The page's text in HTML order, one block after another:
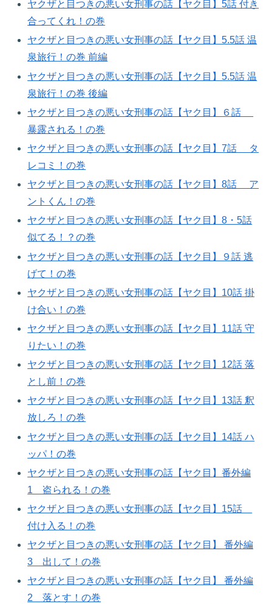
ヤクザと目つきの悪い女刑事の話【ヤク目】5話 付き
合ってくれ！の巻
ヤクザと目つきの悪い女刑事の話【ヤク目】5.5話 温
泉旅行！の巻 前編
ヤクザと目つきの悪い女刑事の話【ヤク目】5.5話 温
泉旅行！の巻 後編
ヤクザと目つきの悪い女刑事の話【ヤク目】６話
暴露される！の巻​
ヤクザと目つきの悪い女刑事の話【ヤク目】7話 タ
レコミ！の巻​
ヤクザと目つきの悪い女刑事の話【ヤク目】8話 ア
ントくん！の巻​
ヤクザと目つきの悪い女刑事の話【ヤク目】8・5話
似てる！？の巻​
ヤクザと目つきの悪い女刑事の話【ヤク目】９話 逃
げて！の巻​
ヤクザと目つきの悪い女刑事の話【ヤク目】10話 掛
け合い！の巻​
ヤクザと目つきの悪い女刑事の話【ヤク目】11話 守
りたい！の巻​
ヤクザと目つきの悪い女刑事の話【ヤク目】12話 落
とし前！の巻​
ヤクザと目つきの悪い女刑事の話【ヤク目】13話 釈
放しろ！の巻​
ヤクザと目つきの悪い女刑事の話【ヤク目】14話 ハ
ッパ！の巻​
ヤクザと目つきの悪い女刑事の話【ヤク目】番外編
1 盗られる！の巻​
ヤクザと目つきの悪い女刑事の話【ヤク目】15話
付け入る！の巻​
ヤクザと目つきの悪い女刑事の話【ヤク目】 番外編
3 出して！の巻​
ヤクザと目つきの悪い女刑事の話【ヤク目】 番外編
2 落とす！の巻​